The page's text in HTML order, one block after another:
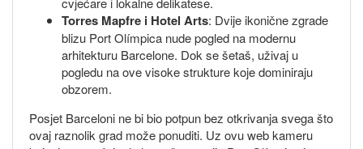
Torres Mapfre i Hotel Arts: Dvije ikonične zgrade
blizu Port Olímpica nude pogled na modernu
arhitekturu Barcelone. Dok se šetaš, uživaj u
pogledu na ove visoke strukture koje dominiraju
obzorem.
Posjet Barceloni ne bi bio potpun bez otkrivanja svega što
ovaj raznolik grad može ponuditi. Uz ovu web kameru